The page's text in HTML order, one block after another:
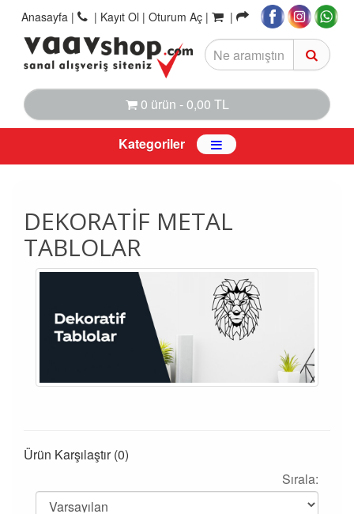
Anasayfa | | Kayıt Ol | Oturum Aç | |
0 ürün - 0,00 TL
Kategoriler
DEKORATIF METAL
TABLOLAR
Ürün Karşılaştır (0)
Sırala: